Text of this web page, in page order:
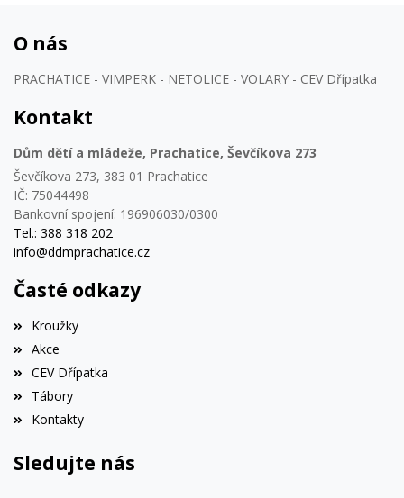
O nás
PRACHATICE - VIMPERK - NETOLICE - VOLARY - CEV Dřípatka
Kontakt
Dům dětí a mládeže, Prachatice, Ševčíkova 273
Ševčíkova 273, 383 01 Prachatice
IČ: 75044498
Bankovní spojení: 196906030/0300
Tel.: 388 318 202
info@ddmprachatice.cz
Časté odkazy
Kroužky
Akce
CEV Dřípatka
Tábory
Kontakty
Sledujte nás